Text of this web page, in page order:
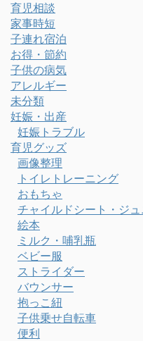
育児相談
家事時短
子連れ宿泊
お得・節約
子供の病気
アレルギー
未分類
妊娠・出産
妊娠トラブル
育児グッズ
画像整理
トイレトレーニング
おもちゃ
チャイルドシート・ジュ
絵本
ミルク・哺乳瓶
ベビー服
ストライダー
バウンサー
抱っこ紐
子供乗せ自転車
便利